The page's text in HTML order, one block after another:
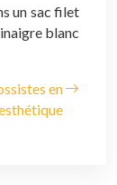
un sac filet
blanc
en